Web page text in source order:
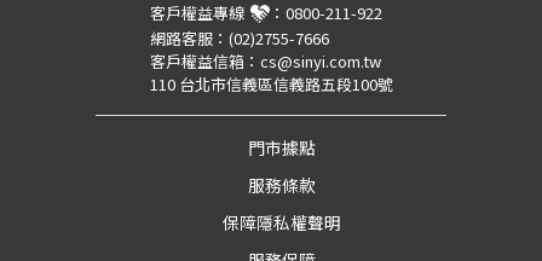
客戶權益專線 ： 0800-211-922
網路客服： (02)2755-7666
客戶權益信箱： cs@sinyi.com.tw
110 台北市信義區信義路五段100號
門市據點
服務條款
保障隱私權聲明